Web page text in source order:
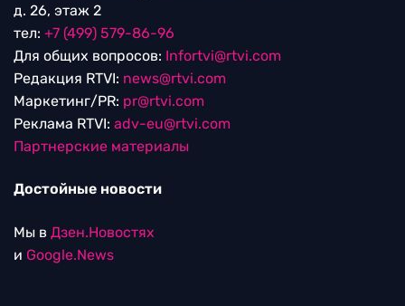
д. 26, этаж 2
тел: +7 (499) 579-86-96
Для общих вопросов: Infortvi@rtvi.com
Редакция RTVI: news@rtvi.com
Маркетинг/PR: pr@rtvi.com
Реклама RTVI: adv-eu@rtvi.com
Партнерские материалы
Достойные новости
Мы в Дзен.Новостях
и Google.News